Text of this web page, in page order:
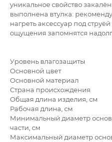
уникальное свойство
выполнена втулка:
нагреть аксессуар под
ощущения запомнятся
Уровень влагозащиты
Основной цвет
Основной материал
Страна происхождения
Общая длина изделия, см
Рабочая длина, см
Минимальный диаметр
части, см
Максимальный диаметр